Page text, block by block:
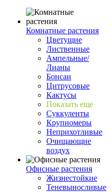
Комнатные растения
Цветущие
Лиственные
Ампельные/
Лианы
Бонсаи
Цитрусовые
Кактусы
Показать еще
Суккуленты
Крупномеры
Неприхотливые
Очищающие
воздух
Офисные растения
Жизнестойкие
Теневыносливые